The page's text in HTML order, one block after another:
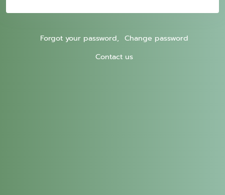
Forgot your password, Change password
Contact us